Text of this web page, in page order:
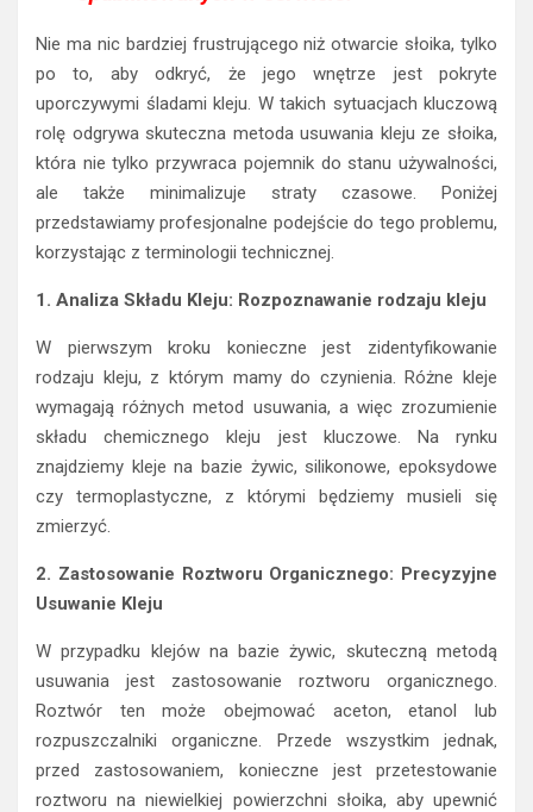
Nie ma nic bardziej frustrującego niż otwarcie słoika, tylko
po to, aby odkryć, że jego wnętrze jest pokryte
uporczywymi śladami kleju. W takich sytuacjach kluczową
rolę odgrywa skuteczna metoda usuwania kleju ze słoika,
która nie tylko przywraca pojemnik do stanu używalności,
ale także minimalizuje straty czasowe. Poniżej
przedstawiamy profesjonalne podejście do tego problemu,
korzystając z terminologii technicznej.
1. Analiza Składu Kleju: Rozpoznawanie rodzaju kleju
W pierwszym kroku konieczne jest zidentyfikowanie
rodzaju kleju, z którym mamy do czynienia. Różne kleje
wymagają różnych metod usuwania, a więc zrozumienie
składu chemicznego kleju jest kluczowe. Na rynku
znajdziemy kleje na bazie żywic, silikonowe, epoksydowe
czy termoplastyczne, z którymi będziemy musieli się
zmierzyć.
2. Zastosowanie Roztworu Organicznego: Precyzyjne
Usuwanie Kleju
W przypadku klejów na bazie żywic, skuteczną metodą
usuwania jest zastosowanie roztworu organicznego.
Roztwór ten może obejmować aceton, etanol lub
rozpuszczalniki organiczne. Przede wszystkim jednak,
przed zastosowaniem, konieczne jest przetestowanie
roztworu na niewielkiej powierzchni słoika, aby upewnić